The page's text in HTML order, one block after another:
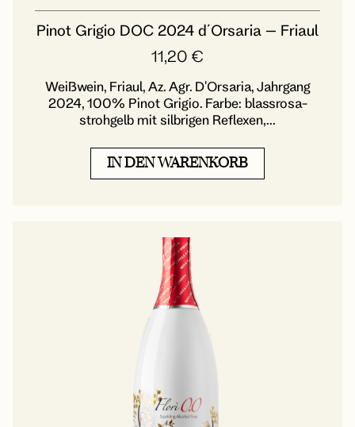
Pinot Grigio DOC 2024 d´Orsaria – Friaul
11,20 €
Weißwein, Friaul, Az. Agr. D'Orsaria, Jahrgang
2024, 100% Pinot Grigio. Farbe: blassrosa-
strohgelb mit silbrigen Reflexen,...
IN DEN WARENKORB